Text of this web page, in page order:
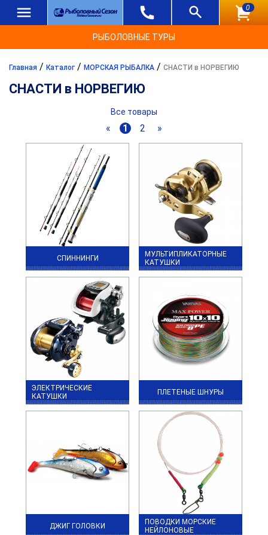
0
РЫБОЛОВНЫЕ ТУРЫ
Главная / Каталог / МОРСКАЯ РЫБАЛКА / СНАСТИ в НОРВЕГИЮ
СНАСТИ в НОРВЕГИЮ
Все товары
« 1 2 »
СПИННИНГИ
МУЛЬТИПЛИКАТОРНЫЕ
КАТУШКИ
ЭЛЕКТРИЧЕСКИЕ
КАТУШКИ
ПЛЕТЕНЫЕ ШНУРЫ
ДЖИГ ГОЛОВКИ
ПОВОДКИ МОРСКИЕ
НЕЙЛОНОВЫЕ